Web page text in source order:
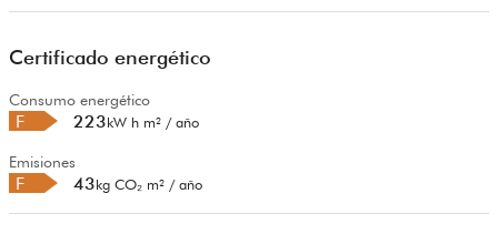
Certificado energético
Consumo energético
F 223kW h m² / año
Emisiones
F 43kg CO₂ m² / año